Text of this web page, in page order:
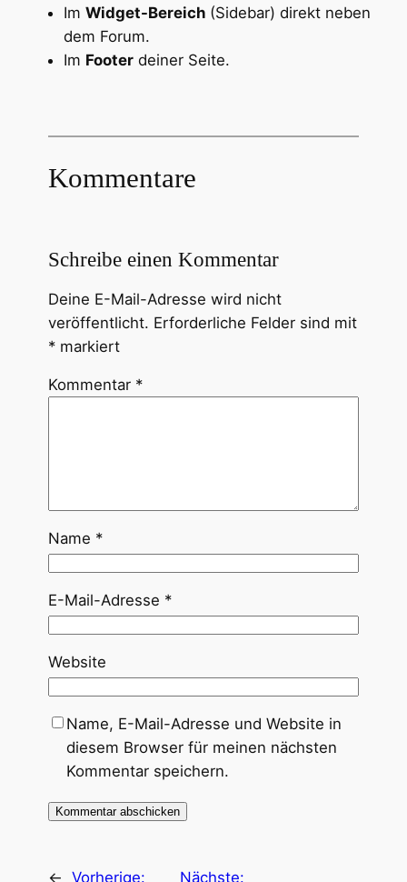
ImWidget-Bereich (Sidebar) direkt neben
dem Forum.
Im Footer deiner Seite.
Kommentare
Schreibe einen Kommentar
Deine E-Mail-Adresse wird nicht
veröffentlicht. Erforderliche Felder sind mit
*markiert
Kommentar *
Name *
E-Mail-Adresse *
Website
Name, E-Mail-Adresse und Website in
diesem Browser für meinen nächsten
Kommentar speichern.
← Vorherige: Nächste: